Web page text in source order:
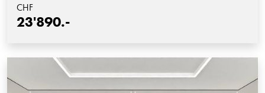
CHF
23'890.-